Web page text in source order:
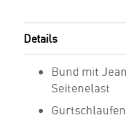
Details
Bund mit
Seitenelast